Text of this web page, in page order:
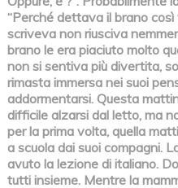
“Perché dettava il brano
scriveva non riusciva
brano le era piaciuto molto
non si sentiva più divertita,
rimasta immersa nei suoi
addormentarsi. Questa
difficile alzarsi dal letto, ma
per la prima volta, quella
a scuola dai suoi compagni.
avuto la lezione di italiano.
tutti insieme. Mentre la